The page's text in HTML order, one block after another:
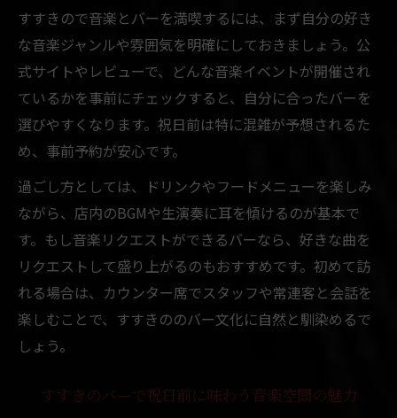
すすきので試したい祝日前バー音楽の新ス
タイル
バーで音楽を味わうすすきの祝日前の楽し
み方
祝日前はすすきのでバーと音楽の新体験を
満喫
ライブ演奏に浸る中央区のバーの夜
中央区のバーでライブ演奏と音楽を堪能す
る夜
バー音楽とライブ演奏で札幌中央区の夜が
変わる
祝日前にライブバーで楽しむ札幌中央区の
音楽好き必見の中央区バーでライブを満喫
すすきので音楽とバーを満喫するには、まず自分の好き
な音楽ジャンルや雰囲気を明確にしておきましょう。公
式サイトやレビューで、どんな音楽イベントが開催され
ているかを事前にチェックすると、自分に合ったバーを
選びやすくなります。祝日前は特に混雑が予想されるた
め、事前予約が安心です。
過ごし方としては、ドリンクやフードメニューを楽しみ
ながら、店内のBGMや生演奏に耳を傾けるのが基本で
す。もし音楽リクエストができるバーなら、好きな曲を
リクエストして盛り上がるのもおすすめです。初めて訪
れる場合は、カウンター席でスタッフや常連客と会話を
楽しむことで、すすきののバー文化に自然と馴染めるで
しょう。
すすきのバーで祝日前に味わう音楽空間の魅力